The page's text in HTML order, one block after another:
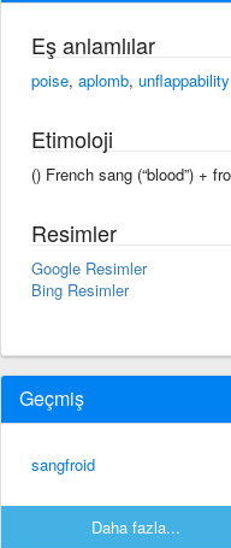
Eş anlamlılar
poise, aplomb, unflappability
Etimoloji
() French sang (“blood”) +
Resimler
Google Resimler
Bing Resimler
Geçmiş
sangfroid
Daha fazla...